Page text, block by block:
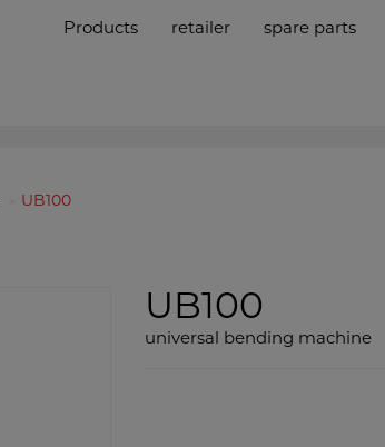
Products retailer spare parts
UB100
UB100
universal bending machine